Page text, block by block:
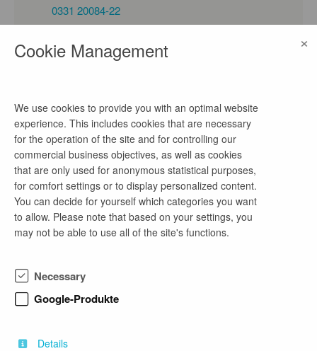
0331 20084-22
jobs@ipg-postdam.de
company profile
Die IPG Infrastruktur- und
Projektentwicklungsgesellschaft mbH (IPG mbH)
ist ein Unternehmen in Potsdam mit
Tätigkeitsschwerpunkten in der Planung und
Realisierung gewerblich genutzter Flächen- und
Infrastrukturentwicklungsprojekte sowie in der
Baurechtschaffung. Wir entwickeln und steuern
Wirtschaft und öffentlicher Hand bei der Planung
und Durchführung bauplanerischer Maßnahmen,
Team aus 13 Mitarbeitenden.
Cookie Management ×
We use cookies to provide you with an optimal website
experience. This includes cookies that are necessary
for the operation of the site and for controlling our
commercial business objectives, as well as cookies
that are only used for anonymous statistical purposes,
for comfort settings or to display personalized content.
You can decide for yourself which categories you want
to allow. Please note that based on your settings, you
may not be able to use all of the site's functions.
Necessary
Google-Produkte
Details